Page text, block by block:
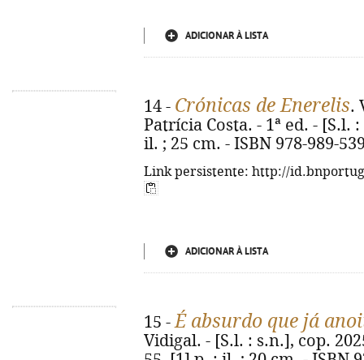
ADICIONAR À LISTA
14 - Crónicas de Enerelis.
Patrícia Costa. - 1ª ed. - [S.l.
il. ; 25 cm. - ISBN 978-989-
Link persistente: http://
ADICIONAR À LISTA
15 -É absurdo que já
Vidigal. - [S.l. : s.n.], cop.